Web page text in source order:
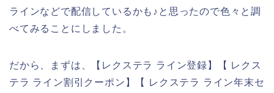
ラインなどで配信しているかも♪と思ったので色々と調
べてみることにしました。
だから、まずは、【レクステラ ライン登録】【 レクス
テラ ライン割引クーポン】【 レクステラ ライン年末セ